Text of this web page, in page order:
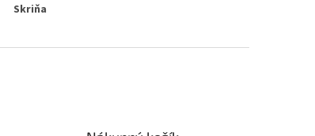
Skriňa